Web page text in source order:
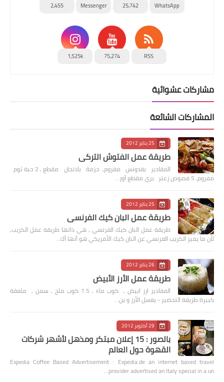
WhatsApp
25,742
Messenger
2,455
RSS
75,274
1,525k
مشاركات عشوائية
المشاركات الشائعة
25 يناير 2012
طريقة عمل الفتوش التركي
المقادير بقدونس مفروم, حزمة باذنجان مقطع , 2 حبة ثوم
مفروم, 5 فصوص زعتر بري مقطع أور…
25 يناير 2012
طريقة عمل البان كيك الفرنسي
طريقة عمل البان كيك الفرنسي , هي ذاتها طريقة عمل الكريب,
لأن ما يميز الكريب الفرنسي عن البان كيك الأمريكي هو أنها أك…
26 يناير 2012
طريقة عمل الأرز الأبيض
المقادير ارز ابيض , كوب ماء , 1.5 كوب ملح , سمن , ملعقة
كبيرة طريقة التحضير - يغسل الأرز و ين…
29 أكتوبر 2012
بالصور : 15 إعلان مبتكر ومذهل لأشهر شركات
القهوة حول العالم
Expedia Coffee Based Advertisement : Expedia.de an internet based travel
provider advertised an Italy special in a un…